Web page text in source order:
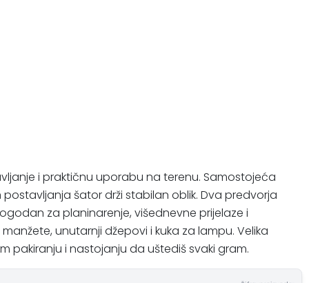
i praktičnu uporabu na terenu. Samostojeća
šator drži stabilan oblik. Dva predvorja
za planinarenje, višednevne prijelaze i
unutarnji džepovi i kuka za lampu. Velika
pakiranju i nastojanju da uštediš svaki gram.